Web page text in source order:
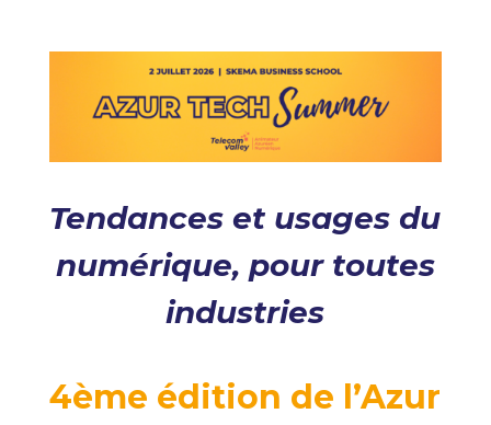
Tendances et usages du
numérique, pour toutes
industries
4ème édition de l’Azur